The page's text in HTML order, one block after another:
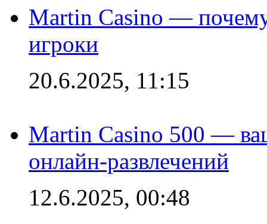
Martin Casino —
игроки
20.6.2025, 11:15
Martin Casino 500 —
онлайн-развлечений
12.6.2025, 00:48